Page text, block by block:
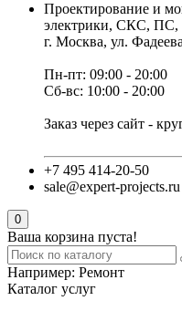
Проектирование и
электрики, СКС, ПС,
г. Москва, ул.
Пн-пт: 09:00 - 20:00
Сб-вс: 10:00 - 20:00
Заказ через сайт -
+7 495 414-20-50
sale@expert-projects.ru
0
Ваша корзина пуста!
Например: Ремонт
Каталог услуг